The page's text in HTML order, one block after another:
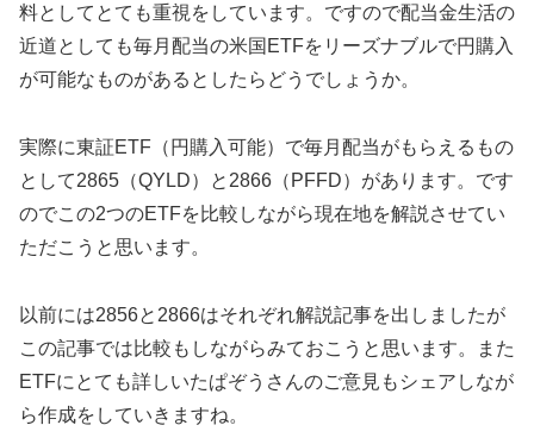
料としてとても重視をしています。ですので配当金生活の
近道としても毎月配当の米国ETFをリーズナブルで円購入
が可能なものがあるとしたらどうでしょうか。
実際に東証ETF（円購入可能）で毎月配当がもらえるもの
として2865（QYLD）と2866（PFFD）があります。です
のでこの2つのETFを比較しながら現在地を解説させてい
ただこうと思います。
以前には2856と2866はそれぞれ解説記事を出しましたが
この記事では比較もしながらみておこうと思います。また
ETFにとても詳しいたぱぞうさんのご意見もシェアしなが
ら作成をしていきますね。